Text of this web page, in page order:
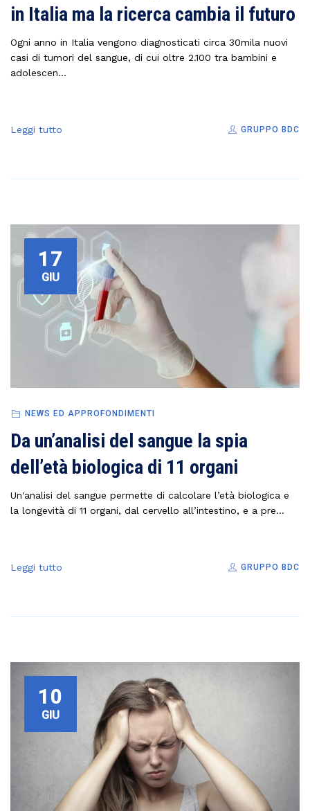
in Italia ma la ricerca cambia il futuro
Ogni anno in Italia vengono diagnosticati circa 30mila nuovi
casi di tumori del sangue, di cui oltre 2.100 tra bambini e
adolescen...
Leggi tutto GRUPPO BDC
17
GIU
NEWS ED APPROFONDIMENTI
Da un’analisi del sangue la spia
dell’età biologica di 11 organi
Un'analisi del sangue permette di calcolare l’età biologica e
la longevità di 11 organi, dal cervello all’intestino, e a pre...
Leggi tutto GRUPPO BDC
10
GIU